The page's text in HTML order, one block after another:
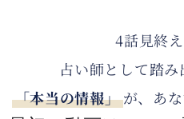
4話見終え
占い師として踏
「本当の情報」が、あ